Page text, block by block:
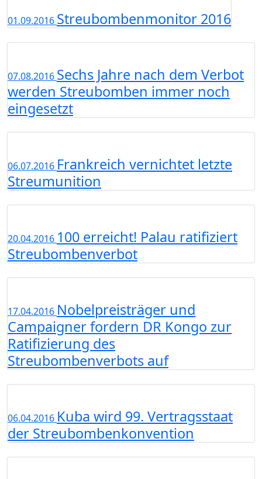
01.09.2016 Streubombenmonitor 2016
07.08.2016 Sechs Jahre nach dem Verbot
werden Streubomben immer noch
eingesetzt
06.07.2016 Frankreich vernichtet letzte
Streumunition
20.04.2016 100 erreicht! Palau ratifiziert
Streubombenverbot
17.04.2016 Nobelpreisträger und
Campaigner fordern DR Kongo zur
Ratifizierung des
Streubombenverbots auf
06.04.2016 Kuba wird 99. Vertragsstaat
der Streubombenkonvention